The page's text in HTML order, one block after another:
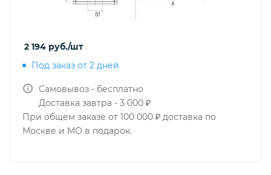
2 194 руб./шт
Под заказ от 2 дней
Самовывоз - бесплатно
Доставка завтра - 3 000 ₽
При общем заказе от 100 000 ₽ доставка по
Москве и МО в подарок.